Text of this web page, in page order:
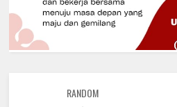
RANDOM